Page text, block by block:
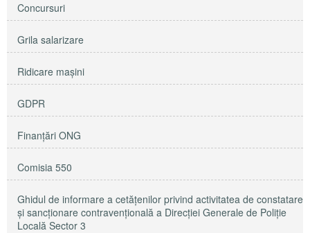
Concursuri
Grila salarizare
Ridicare maşini
GDPR
Finanțări ONG
Comisia 550
Ghidul de informare a cetățenilor privind activitatea de constatare
și sancționare contravențională a Direcției Generale de Poliție
Locală Sector 3